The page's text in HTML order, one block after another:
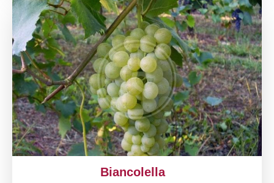
Biancolella